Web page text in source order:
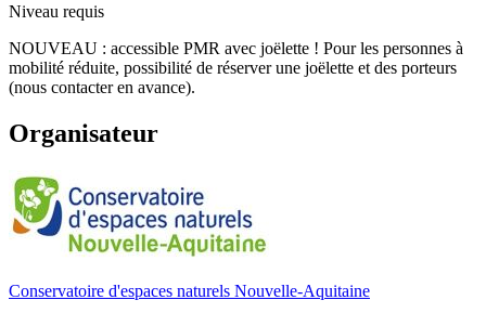
Niveau requis
NOUVEAU : accessible PMR avec joëlette ! Pour les personnes à
mobilité réduite, possibilité de réserver une joëlette et des porteurs
(nous contacter en avance).
Organisateur
Conservatoire d'espaces naturels Nouvelle-Aquitaine